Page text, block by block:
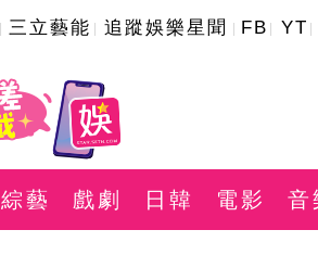
三立藝能 追蹤娛樂星聞 FB YT
綜藝 戲劇 日韓 電影 音